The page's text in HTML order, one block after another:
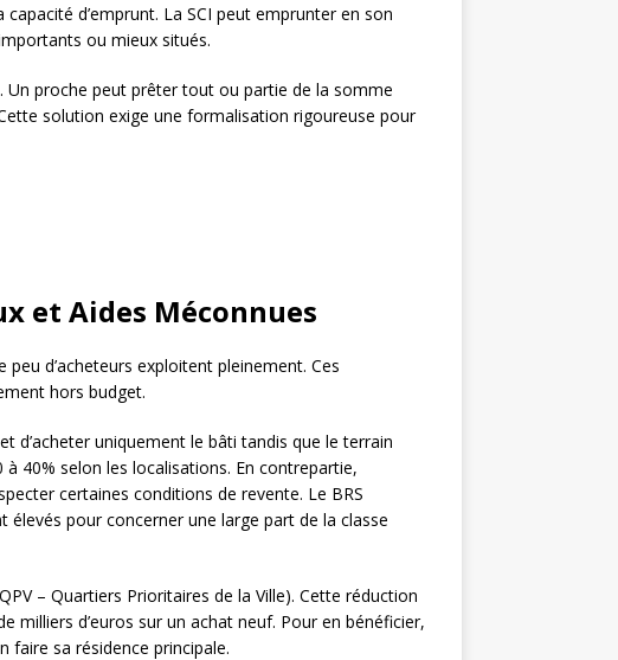
d’emprunt. La SCI peut emprunter en son
ou mieux situés.
proche peut prêter tout ou partie de la somme
solution exige une formalisation rigoureuse pour
et Aides Méconnues
d’acheteurs exploitent pleinement. Ces
hors budget.
d’acheter uniquement le bâti tandis que le terrain
à 40% selon les localisations. En contrepartie,
certaines conditions de revente. Le BRS
pour concerner une large part de la classe
– Quartiers Prioritaires de la Ville). Cette réduction
d’euros sur un achat neuf. Pour en bénéficier,
faire sa résidence principale.